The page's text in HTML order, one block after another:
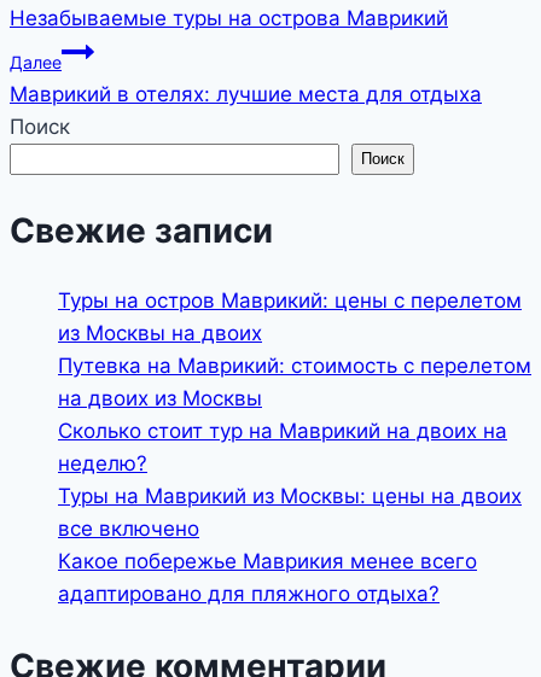
по
записям
Незабываемые туры на острова Маврикий
Далее
Маврикий в отелях: лучшие места для отдыха
Поиск
Поиск
Свежие записи
Туры на остров Маврикий: цены с перелетом
из Москвы на двоих
Путевка на Маврикий: стоимость с перелетом
на двоих из Москвы
Сколько стоит тур на Маврикий на двоих на
неделю?
Туры на Маврикий из Москвы: цены на двоих
все включено
Какое побережье Маврикия менее всего
адаптировано для пляжного отдыха?
Свежие комментарии